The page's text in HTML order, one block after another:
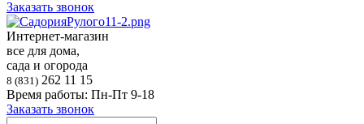
Заказать звонок
Интернет-магазин
все для дома,
сада и огорода
8 (831) 262 11 15
Время работы: Пн-Пт 9-18
Заказать звонок